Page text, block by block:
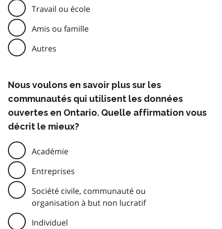
Travail ou école
Amis ou famille
Autres
Nous voulons en savoir plus sur les
communautés qui utilisent les données
ouvertes en Ontario. Quelle affirmation vous
décrit le mieux?
Académie
Entreprises
Société civile, communauté ou
organisation à but non lucratif
Individuel